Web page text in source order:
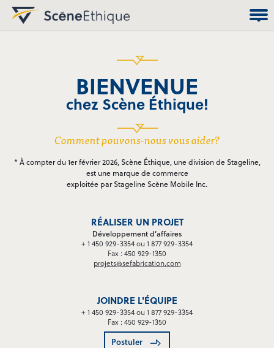
BIENVENUE
chez Scène Éthique!
Comment pouvons-nous vous aider?
* À compter du 1er février 2026, Scène Éthique, une division de Stageline,
est une marque de commerce
exploitée par Stageline Scène Mobile Inc.
RÉALISER UN PROJET
Développement d’affaires
+ 1 450 929-3354 ou 1 877 929-3354
Fax : 450 929-1350
projets@sefabrication.com
JOINDRE L'ÉQUIPE
+ 1 450 929-3354 ou 1 877 929-3354
Fax : 450 929-1350
Postuler